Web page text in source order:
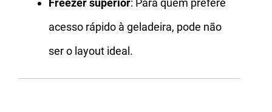
Freezer superior: Para quem prefere
acesso rápido à geladeira, pode não
ser o layout ideal.